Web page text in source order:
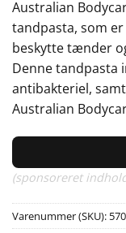
Australian
tandpasta, som
beskytte tænder
Denne tandpasta
antibakteriel,
Australian
(sponsoreret
Varenummer (SKU):